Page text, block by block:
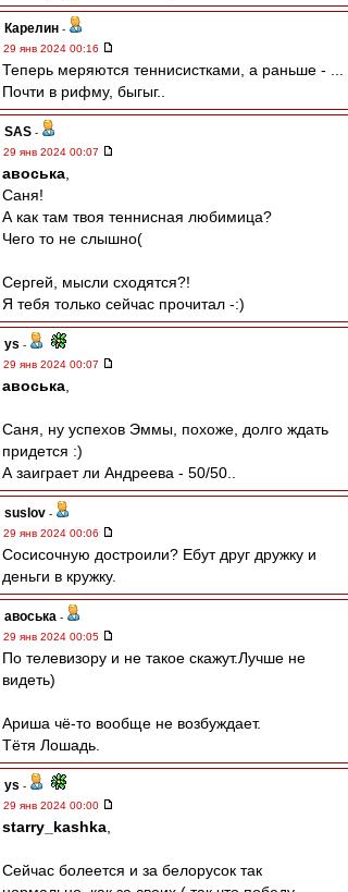
Карелин -
29 янв 2024 00:16
Теперь меряются теннисистками, а раньше - ...
Почти в рифму, быгыг..
SAS -
29 янв 2024 00:07
авоська
Саня!
А как там твоя теннисная любимица?
Чего то не слышно(
Сергей, мысли сходятся?!
Я тебя только сейчас прочитал -:)
ys -
29 янв 2024 00:07
авоська
Саня, ну успехов Эммы, похоже, долго ждать
придется :)
А заиграет ли Андреева - 50/50..
suslov -
29 янв 2024 00:06
Сосисочную достроили? Ебут друг дружку и
деньги в кружку.
авоська -
29 янв 2024 00:05
По телевизору и не такое скажут.Лучше не
видеть)
Ариша чё-то вообще не возбуждает.
Тётя Лошадь.
ys -
29 янв 2024 00:00
starry_kashka
Сейчас болеется и за белорусок так